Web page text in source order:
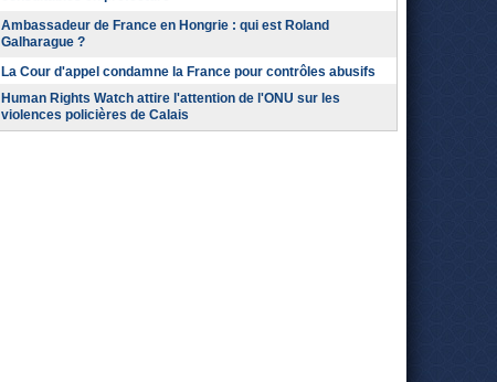
Ambassadeur de France en Hongrie : qui est Roland
Galharague ?
La Cour d'appel condamne la France pour contrôles abusifs
Human Rights Watch attire l'attention de l'ONU sur les
violences policières de Calais